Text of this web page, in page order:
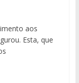
aos
Esta, que